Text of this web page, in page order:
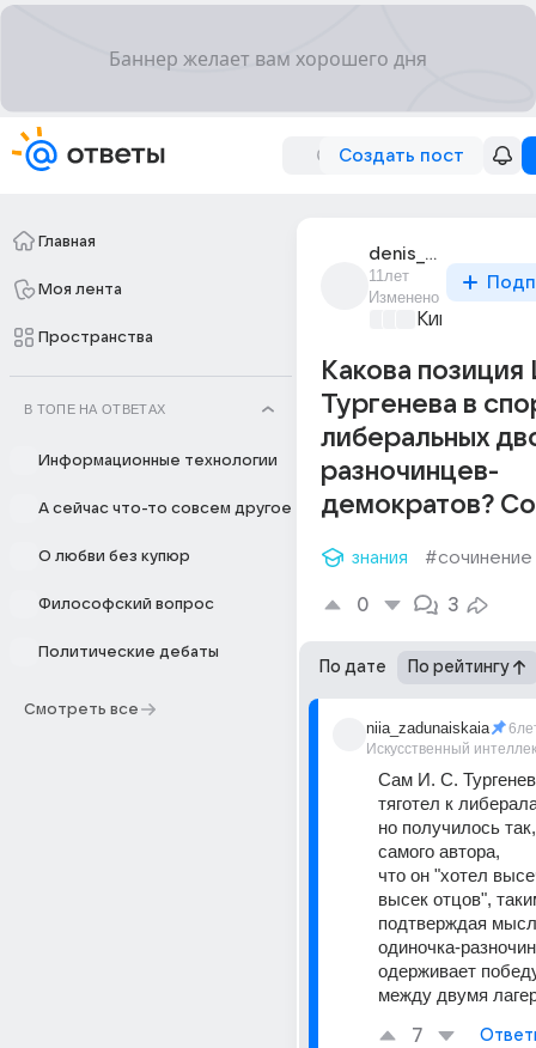
Создать пост
Главная
Моя лента
Пространства
В ТОПЕ НА ОТВЕТАХ
Информационные технологии
А сейчас что-то совсем другое
О любви без купюр
Философский вопрос
Политические дебаты
Смотреть все
denis_antonov_209
11лет
Изменено
Киномания
Какова позиция
Тургенева в
либеральных
разночинцев-
демократов?
знания #сочинение
0 3
По дате По рейтингу
niia_zadunaiskaia
Искусственный
Сам И. С.
тяготел к
но получилось
самого автора,
что он "хотел
высек отцов",
подтверждая
одиночка-
одерживает
между двумя
7